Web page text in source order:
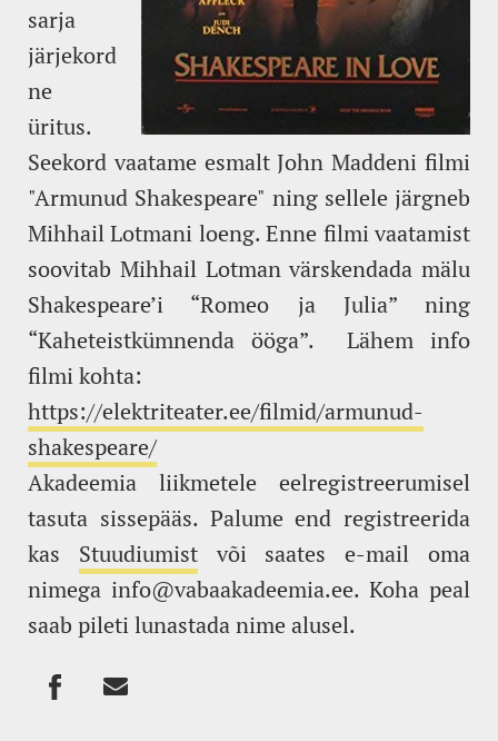
sarja
järjekord
ne
üritus.
Seekord vaatame esmalt John Maddeni filmi
"Armunud Shakespeare" ning sellele järgneb
Mihhail Lotmani loeng. Enne filmi vaatamist
soovitab Mihhail Lotman värskendada mälu
Shakespeare’i “Romeo ja Julia” ning
“Kaheteistkümnenda ööga”. Lähem info
filmi kohta:
https://elektriteater.ee/filmid/armunud-
shakespeare/
Akadeemia liikmetele eelregistreerumisel
tasuta sissepääs. Palume end registreerida
kas Stuudiumistvõi saates e-mail oma
nimega info@vabaakadeemia.ee. Koha peal
saab pileti lunastada nime alusel.